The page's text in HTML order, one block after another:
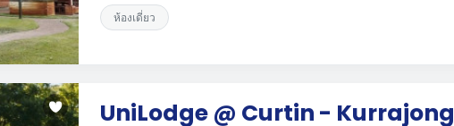
ห้องเดี่ยว
UniLodge @ Curtin - Kurrajong